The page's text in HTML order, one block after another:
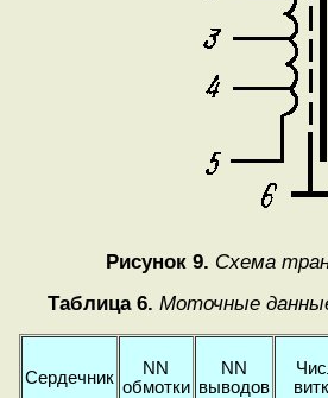
Рисунок 9. Схема
Таблица 6. Моточные
Сердечник
NN
обмотки
NN
выводов